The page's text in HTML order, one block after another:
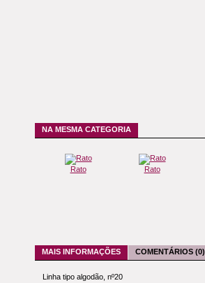
NA MESMA CATEGORIA
Rato Rato
MAIS INFORMAÇÕES COMENTÁRIOS (0)
Linha tipo algodão, nº20